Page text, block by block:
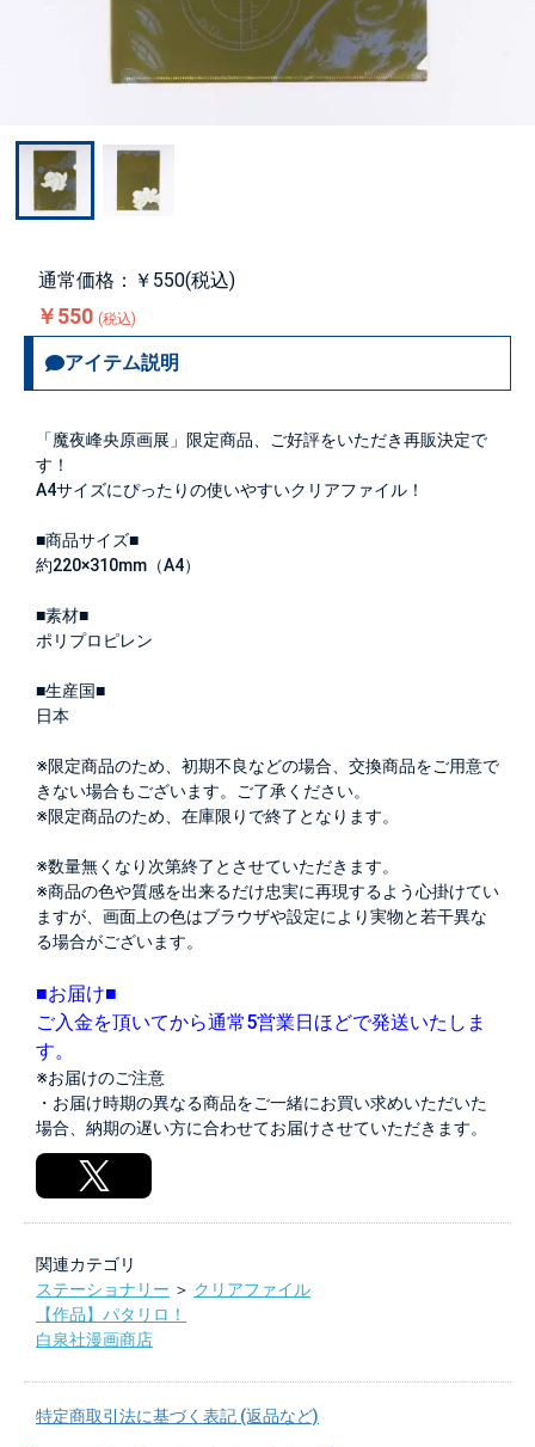
通常価格：￥550(税込)
￥550 (税込)
アイテム説明
「魔夜峰央原画展」限定商品、ご好評をいただき再販決定で
す！
A4サイズにぴったりの使いやすいクリアファイル！
■商品サイズ■
約220×310mm（A4）
■素材■
ポリプロピレン
■生産国■
日本
※限定商品のため、初期不良などの場合、交換商品をご用意で
きない場合もございます。ご了承ください。
※限定商品のため、在庫限りで終了となります。
※数量無くなり次第終了とさせていただきます。
※商品の色や質感を出来るだけ忠実に再現するよう心掛けてい
ますが、画面上の色はブラウザや設定により実物と若干異な
る場合がございます。
■お届け■
ご入金を頂いてから通常5営業日ほどで発送いたしま
す。
※お届けのご注意
・お届け時期の異なる商品をご一緒にお買い求めいただいた
場合、納期の遅い方に合わせてお届けさせていただきます。
関連カテゴリ
ステーショナリー ＞ クリアファイル
【作品】パタリロ！
白泉社漫画商店
特定商取引法に基づく表記 (返品など)